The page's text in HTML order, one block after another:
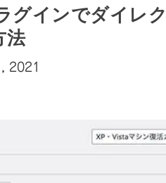
グインでダイレ
法
2021